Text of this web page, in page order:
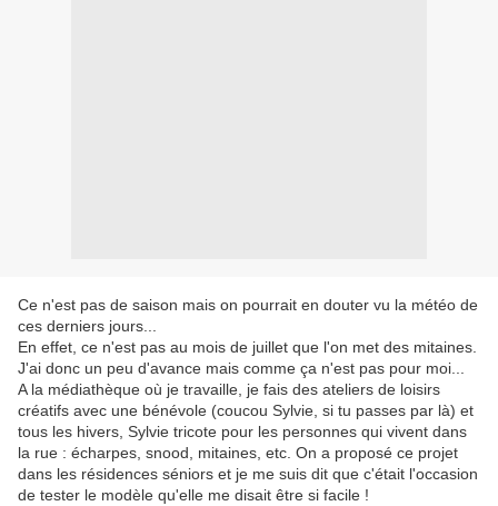
Ce n'est pas de saison mais on pourrait en douter vu la météo de
ces derniers jours...
En effet, ce n'est pas au mois de juillet que l'on met des mitaines.
J'ai donc un peu d'avance mais comme ça n'est pas pour moi...
A la médiathèque où je travaille, je fais des ateliers de loisirs
créatifs avec une bénévole (coucou Sylvie, si tu passes par là) et
tous les hivers, Sylvie tricote pour les personnes qui vivent dans
la rue : écharpes, snood, mitaines, etc. On a proposé ce projet
dans les résidences séniors et je me suis dit que c'était l'occasion
de tester le modèle qu'elle me disait être si facile !